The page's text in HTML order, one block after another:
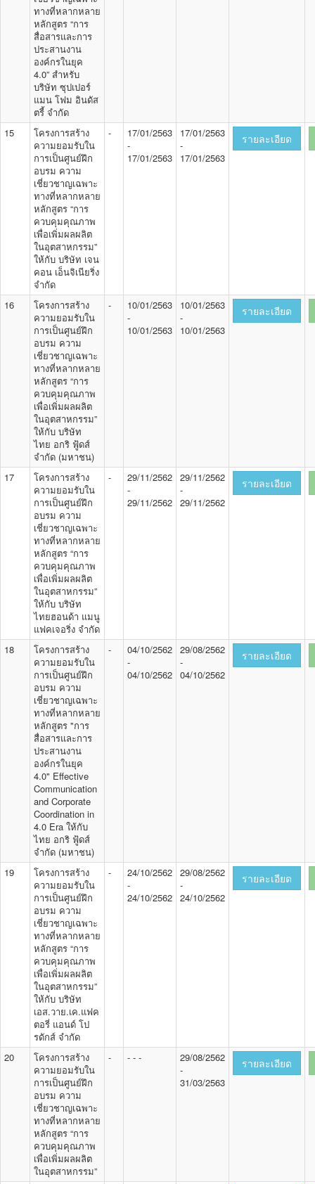
ทางที่หลากหลาย
หลักสูตร “การ
สื่อสารและการ
ประสานงาน
องค์กรในยุค
4.0” สำหรับ
บริษัท ซุปเปอร์
แมน โฟม อินดัส
ตรี้ จำกัด
15
โครงการสร้าง
ความยอมรับใน
การเป็นศูนย์ฝึก
อบรม ความ
เชี่ยวชาญเฉพาะ
ทางที่หลากหลาย
หลักสูตร “การ
ควบคุมคุณภาพ
เพื่อเพิ่มผลผลิต
ในอุตสาหกรรม”
ให้กับ บริษัท เจน
คอน เอ็นจิเนียริ่ง
จำกัด
-
17/01/2563
-
17/01/2563
17/01/2563
-
17/01/2563
รายละเอียด
16
โครงการสร้าง
ความยอมรับใน
การเป็นศูนย์ฝึก
อบรม ความ
เชี่ยวชาญเฉพาะ
ทางที่หลากหลาย
หลักสูตร “การ
ควบคุมคุณภาพ
เพื่อเพิ่มผลผลิต
ในอุตสาหกรรม”
ให้กับ บริษัท
ไทย อกริ ฟู้ดส์
จำกัด (มหาชน)
-
10/01/2563
-
10/01/2563
10/01/2563
-
10/01/2563
รายละเอียด
17
โครงการสร้าง
ความยอมรับใน
การเป็นศูนย์ฝึก
อบรม ความ
เชี่ยวชาญเฉพาะ
ทางที่หลากหลาย
หลักสูตร “การ
ควบคุมคุณภาพ
เพื่อเพิ่มผลผลิต
ในอุตสาหกรรม”
ให้กับ บริษัท
ไทยฮอนด้า แมนู
แฟคเจอริ่ง จำกัด
-
29/11/2562
-
29/11/2562
29/11/2562
-
29/11/2562
รายละเอียด
18
โครงการสร้าง
ความยอมรับใน
การเป็นศูนย์ฝึก
อบรม ความ
เชี่ยวชาญเฉพาะ
ทางที่หลากหลาย
หลักสูตร "การ
สื่อสารและการ
ประสานงาน
องค์กรในยุค
4.0" Effective
Communication
and Corporate
Coordination in
4.0 Era ให้กับ
ไทย อกริ ฟู้ดส์
จำกัด (มหาชน)
-
04/10/2562
-
04/10/2562
29/08/2562
-
04/10/2562
รายละเอียด
19
โครงการสร้าง
ความยอมรับใน
การเป็นศูนย์ฝึก
อบรม ความ
เชี่ยวชาญเฉพาะ
ทางที่หลากหลาย
หลักสูตร “การ
ควบคุมคุณภาพ
เพื่อเพิ่มผลผลิต
ในอุตสาหกรรม”
ให้กับ บริษัท
เอส.วาย.เค.แฟค
ตอรี่ แอนด์ โป
รดักส์ จำกัด
-
24/10/2562
-
24/10/2562
29/08/2562
-
24/10/2562
รายละเอียด
20
โครงการสร้าง
ความยอมรับใน
การเป็นศูนย์ฝึก
อบรม ความ
เชี่ยวชาญเฉพาะ
ทางที่หลากหลาย
หลักสูตร “การ
ควบคุมคุณภาพ
เพื่อเพิ่มผลผลิต
ในอุตสาหกรรม”
- - - -
29/08/2562
-
31/03/2563
รายละเอียด